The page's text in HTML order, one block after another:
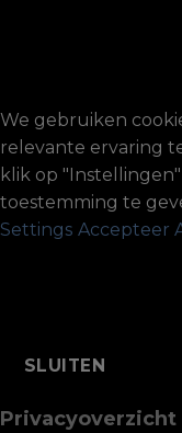
We gebruiken
relevante ervaring
klik op
toestemming te
Settings Accepteer
SLUITEN
Privacyoverzicht